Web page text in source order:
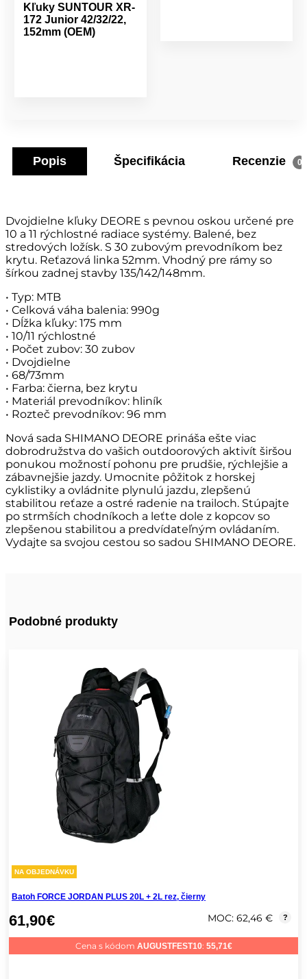
Kľuky SUNTOUR XR-
172 Junior 42/32/22,
152mm (OEM)
Popis Špecifikácia Recenzie 0
Dvojdielne kľuky DEORE s pevnou oskou určené pre
10 a 11 rýchlostné radiace systémy. Balené, bez
stredových ložísk. S 30 zubovým prevodníkom bez
krytu. Reťazová linka 52mm. Vhodný pre rámy so
šírkou zadnej stavby 135/142/148mm.
• Typ: MTB
• Celková váha balenia: 990g
• Dĺžka kľuky: 175 mm
• 10/11 rýchlostné
• Počet zubov: 30 zubov
• Dvojdielne
• 68/73mm
• Farba: čierna, bez krytu
• Materiál prevodníkov: hliník
• Rozteč prevodníkov: 96 mm
Nová sada SHIMANO DEORE prináša ešte viac
dobrodružstva do vašich outdoorových aktivít širšou
ponukou možností pohonu pre prudšie, rýchlejšie a
zábavnejšie jazdy. Umocnite pôžitok z horskej
cyklistiky a ovládnite plynulú jazdu, zlepšenú
stabilitou reťaze a ostré radenie na trailoch. Stúpajte
po strmších chodníkoch a leťte dole z kopcov so
zlepšenou stabilitou a predvídateľným ovládaním.
Vydajte sa svojou cestou so sadou SHIMANO DEORE.
Podobné produkty
NA OBJEDNÁVKU
Batoh FORCE JORDAN PLUS 20L + 2L rez, čierny
61,90€ MOC: 62,46 € ?
Cena s kódom AUGUSTFEST10: 55,71€